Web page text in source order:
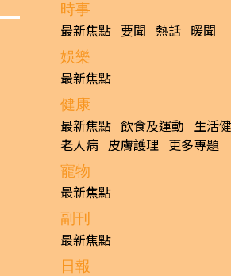
時事
最新焦點 要聞 熱話 暖聞
娛樂
最新焦點
健康
最新焦點 飲食及運動 生活
老人病 皮膚護理 更多專題
寵物
最新焦點
副刊
最新焦點
日報